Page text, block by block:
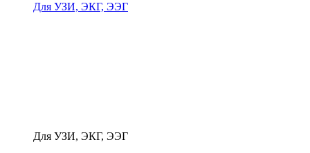
Для УЗИ, ЭКГ, ЭЭГ
Для УЗИ, ЭКГ, ЭЭГ